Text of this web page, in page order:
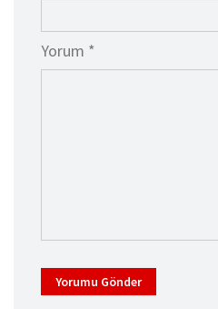
Yorum *
Yorumu Gönder